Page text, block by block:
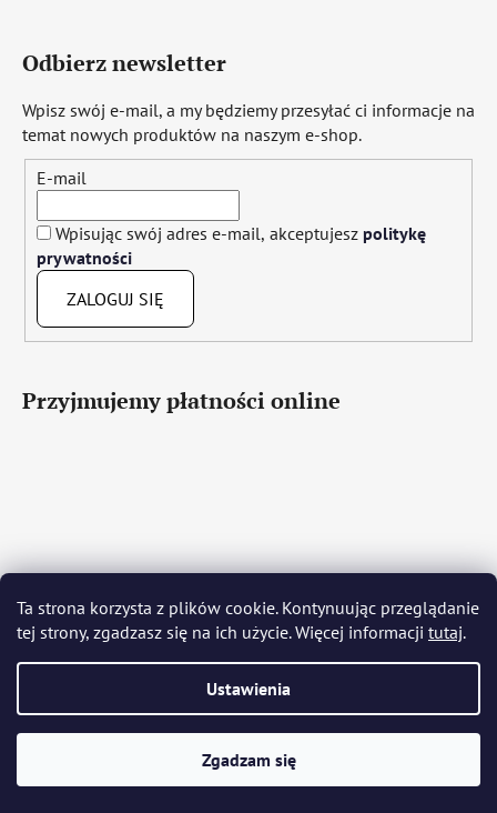
Ta strona korzysta z plików cookie. Kontynuując przeglądanie
tej strony, zgadzasz się na ich użycie. Więcej informacji tutaj.
Ustawienia
Zgadzam się
Odbierz newsletter
Wpisz swój e-mail, a my będziemy przesyłać ci informacje na
temat nowych produktów na naszym e-shop.
E-mail
Wpisując swój adres e-mail, akceptujesz politykę
prywatności
ZALOGUJ SIĘ
Przyjmujemy płatności online
Język polski Română Italiano Español
Français
Português Български Hrvatski Slovenščina Srpski
Nederlands Українська Ελληνικά Svenska Dansk
Bohemia Crystal Glass
zastrzeżone.